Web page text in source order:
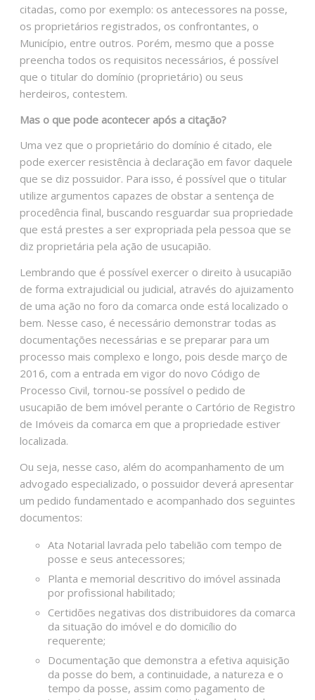
citadas, como por exemplo: os antecessores na posse,
os proprietários registrados, os confrontantes, o
Município, entre outros. Porém, mesmo que a posse
preencha todos os requisitos necessários, é possível
que o titular do domínio (proprietário) ou seus
herdeiros, contestem.
Mas o que pode acontecer após a citação?
Uma vez que o proprietário do domínio é citado, ele
pode exercer resistência à declaração em favor daquele
que se diz possuidor. Para isso, é possível que o titular
utilize argumentos capazes de obstar a sentença de
procedência final, buscando resguardar sua propriedade
que está prestes a ser expropriada pela pessoa que se
diz proprietária pela ação de usucapião.
Lembrando que é possível exercer o direito à usucapião
de forma extrajudicial ou judicial, através do ajuizamento
de uma ação no foro da comarca onde está localizado o
bem. Nesse caso, é necessário demonstrar todas as
documentações necessárias e se preparar para um
processo mais complexo e longo, pois desde março de
2016, com a entrada em vigor do novo Código de
Processo Civil, tornou-se possível o pedido de
usucapião de bem imóvel perante o Cartório de Registro
de Imóveis da comarca em que a propriedade estiver
localizada.
Ou seja, nesse caso, além do acompanhamento de um
advogado especializado, o possuidor deverá apresentar
um pedido fundamentado e acompanhado dos seguintes
documentos:
Ata Notarial lavrada pelo tabelião com tempo de
posse e seus antecessores;
Planta e memorial descritivo do imóvel assinada
por profissional habilitado;
Certidões negativas dos distribuidores da comarca
da situação do imóvel e do domicílio do
requerente;
Documentação que demonstra a efetiva aquisição
da posse do bem, a continuidade, a natureza e o
tempo da posse, assim como pagamento de